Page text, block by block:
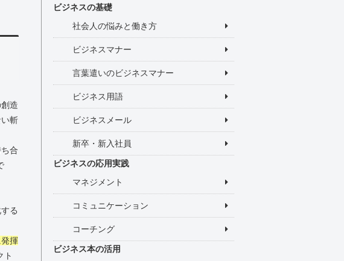
造
斬
合
る
揮
ト
ビジネスの基礎
社会人の悩みと働き方
ビジネスマナー
言葉遣いのビジネスマナー
ビジネス用語
ビジネスメール
新卒・新入社員
ビジネスの応用実践
マネジメント
コミュニケーション
コーチング
ビジネス本の活用